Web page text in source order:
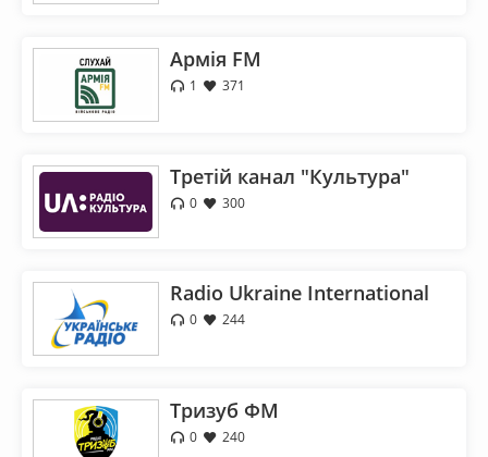
Армія FM
1 371
Третій канал "Культура"
0 300
Radio Ukraine International
0 244
Тризуб ФМ
0 240